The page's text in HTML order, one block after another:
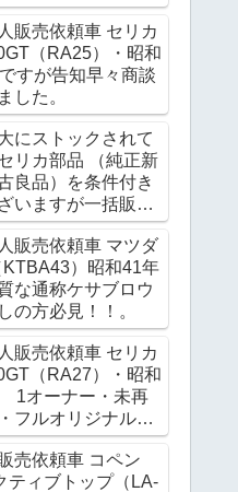
ピンポーターをい
か。
売依頼車 セリカ
（RA25）・昭和
すが告知早々商談
した。
ストックされて
リカ部品 （純正新
良品）を条件付き
いますが一括販売
売依頼車 マツダ
KTBA43）昭和41年
な通称ケサブロウ
の方必見！！。
売依頼車 セリカ
（RA27）・昭和
1オーナー・未再
フルオリジナル車
ですか。
売依頼車 コペン
ティブトップ（LA-